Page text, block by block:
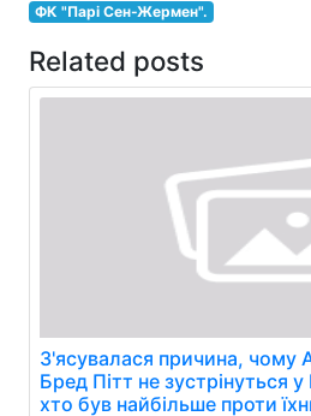
ФК "Парі Сен-Жермен".
Related posts
З'ясувалася причина, чому
Бред Пітт не зустрінуться
хто був найбільше проти